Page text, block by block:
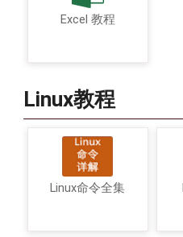
Excel 教程
Linux教程
Linux命令全集